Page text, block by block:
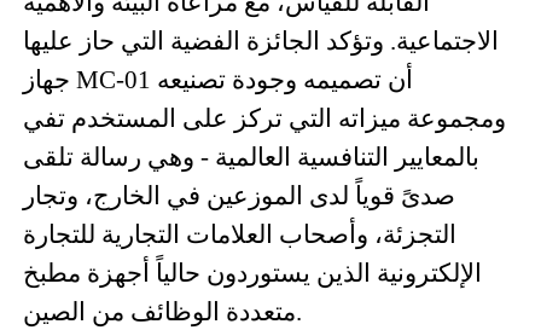
الاجتماعية. وتؤكد الجائزة الفضية التي حاز عليها
جهاز MC-01 أن تصميمه وجودة تصنيعه
ومجموعة ميزاته التي تركز على المستخدم تفي
بالمعايير التنافسية العالمية - وهي رسالة تلقى
صدىً قوياً لدى الموزعين في الخارج، وتجار
التجزئة، وأصحاب العلامات التجارية للتجارة
الإلكترونية الذين يستوردون حالياً أجهزة مطبخ
متعددة الوظائف من الصين.